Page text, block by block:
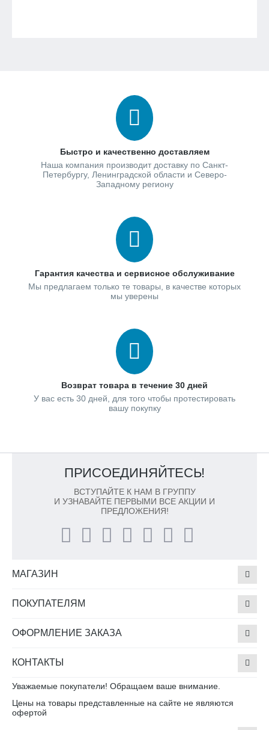
Быстро и качественно доставляем
Наша компания производит доставку по Санкт-
Петербургу, Ленинградской области и Северо-
Западному региону
Гарантия качества и сервисное обслуживание
Мы предлагаем только те товары, в качестве которых
мы уверены
Возврат товара в течение 30 дней
У вас есть 30 дней, для того чтобы протестировать
вашу покупку
ПРИСОЕДИНЯЙТЕСЬ!
ВСТУПАЙТЕ К НАМ В ГРУППУ
И УЗНАВАЙТЕ ПЕРВЫМИ ВСЕ АКЦИИ И
ПРЕДЛОЖЕНИЯ!
МАГАЗИН
ПОКУПАТЕЛЯМ
ОФОРМЛЕНИЕ ЗАКАЗА
КОНТАКТЫ
Уважаемые покупатели! Обращаем ваше внимание.
Цены на товары представленные на сайте не являются
офертой